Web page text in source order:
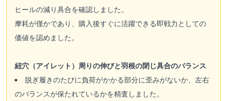
ヒールの減り具合を確認しました。
摩耗が僅かであり、購入後すぐに活躍できる即戦力としての
価値を認めました。
紐穴（アイレット）周りの伸びと羽根の閉じ具合のバランス
脱ぎ履きのたびに負荷がかかる部分に歪みがないか、左右
のバランスが保たれているかを精査しました。